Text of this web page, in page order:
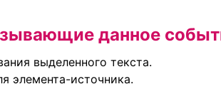
данное
выделенного текста.
элемента-источника.